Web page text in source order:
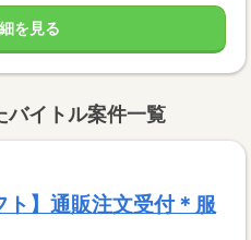
を見る
バイトル案件一覧
ト】通販注文受付＊服